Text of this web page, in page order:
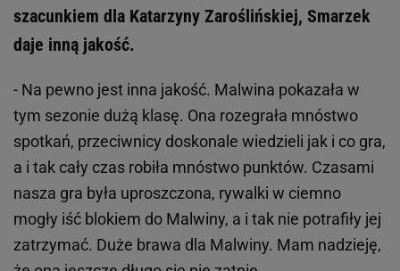
szacunkiem dla Katarzyny Zaroślińskiej, Smarzek
daje inną jakość.
- Na pewno jest inna jakość. Malwina pokazała w
tym sezonie dużą klasę. Ona rozegrała mnóstwo
spotkań, przeciwnicy doskonale wiedzieli jak i co gra,
a i tak cały czas robiła mnóstwo punktów. Czasami
nasza gra była uproszczona, rywalki w ciemno
mogły iść blokiem do Malwiny, a i tak nie potrafiły jej
zatrzymać. Duże brawa dla Malwiny. Mam nadzieję,